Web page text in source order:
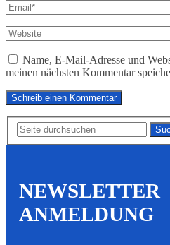
Name, E-Mail-Adresse und
meinen nächsten Kommentar
NEWSLETTER
ANMELDUNG